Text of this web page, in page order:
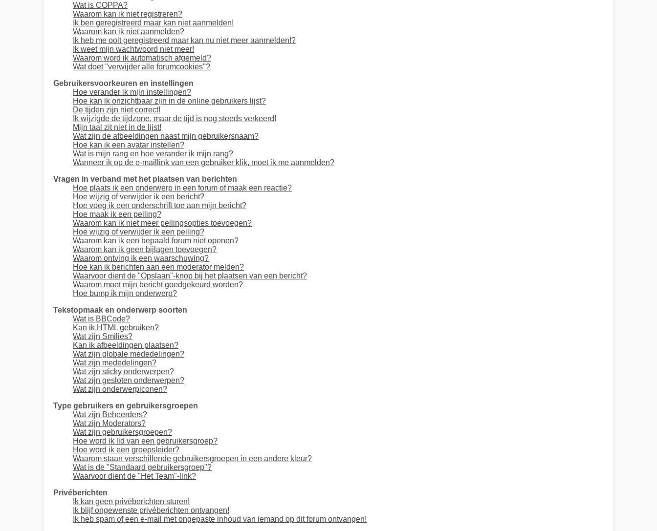
Wat is COPPA?
Waarom kan ik niet registreren?
Ik ben geregistreerd maar kan niet aanmelden!
Waarom kan ik niet aanmelden?
Ik heb me ooit geregistreerd maar kan nu niet meer aanmelden!?
Ik weet mijn wachtwoord niet meer!
Waarom word ik automatisch afgemeld?
Wat doet "verwijder alle forumcookies"?
Gebruikersvoorkeuren en instellingen
Hoe verander ik mijn instellingen?
Hoe kan ik onzichtbaar zijn in de online gebruikers lijst?
De tijden zijn niet correct!
Ik wijzigde de tijdzone, maar de tijd is nog steeds verkeerd!
Mijn taal zit niet in de lijst!
Wat zijn de afbeeldingen naast mijn gebruikersnaam?
Hoe kan ik een avatar instellen?
Wat is mijn rang en hoe verander ik mijn rang?
Wanneer ik op de e-maillink van een gebruiker klik, moet ik me aanmelden?
Vragen in verband met het plaatsen van berichten
Hoe plaats ik een onderwerp in een forum of maak een reactie?
Hoe wijzig of verwijder ik een bericht?
Hoe voeg ik een onderschrift toe aan mijn bericht?
Hoe maak ik een peiling?
Waarom kan ik niet meer peilingsopties toevoegen?
Hoe wijzig of verwijder ik een peiling?
Waarom kan ik een bepaald forum niet openen?
Waarom kan ik geen bijlagen toevoegen?
Waarom ontving ik een waarschuwing?
Hoe kan ik berichten aan een moderator melden?
Waarvoor dient de "Opslaan"-knop bij het plaatsen van een bericht?
Waarom moet mijn bericht goedgekeurd worden?
Hoe bump ik mijn onderwerp?
Tekstopmaak en onderwerp soorten
Wat is BBCode?
Kan ik HTML gebruiken?
Wat zijn Smilies?
Kan ik afbeeldingen plaatsen?
Wat zijn globale mededelingen?
Wat zijn mededelingen?
Wat zijn sticky onderwerpen?
Wat zijn gesloten onderwerpen?
Wat zijn onderwerpiconen?
Type gebruikers en gebruikersgroepen
Wat zijn Beheerders?
Wat zijn Moderators?
Wat zijn gebruikersgroepen?
Hoe word ik lid van een gebruikersgroep?
Hoe word ik een groepsleider?
Waarom staan verschillende gebruikersgroepen in een andere kleur?
Wat is de "Standaard gebruikersgroep"?
Waarvoor dient de "Het Team"-link?
Privéberichten
Ik kan geen privéberichten sturen!
Ik blijf ongewenste privéberichten ontvangen!
Ik heb spam of een e-mail met ongepaste inhoud van iemand op dit forum ontvangen!